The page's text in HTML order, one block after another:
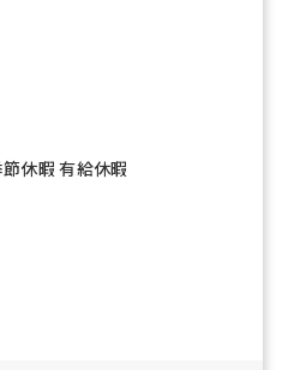
休暇 有給休暇